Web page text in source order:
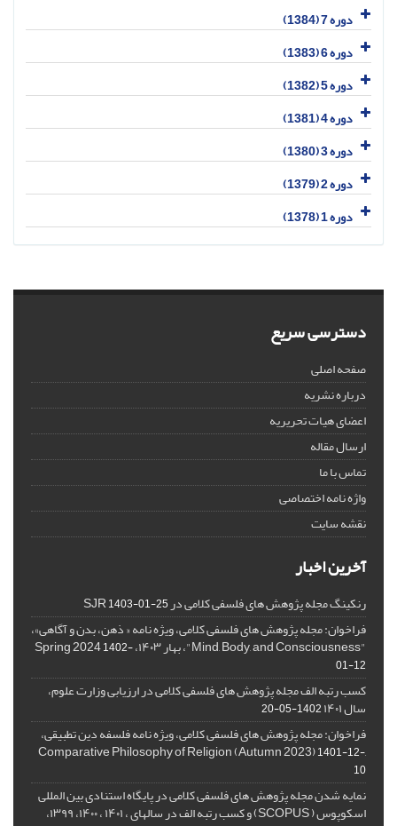
دوره 7 (1384)
دوره 6 (1383)
دوره 5 (1382)
دوره 4 (1381)
دوره 3 (1380)
دوره 2 (1379)
دوره 1 (1378)
دسترسی سریع
صفحه اصلی
درباره نشریه
اعضای هیات تحریریه
ارسال مقاله
تماس با ما
واژه نامه اختصاصی
نقشه سایت
آخرین اخبار
رنکینگ مجله پژوهش های فلسفی کلامی در SJR1403-01-25
فراخوان: مجله پژوهش های فلسفی کلامی، ویژه نامه « ذهن، بدن و آگاهی»،
"Mind, Body, and Consciousness"، بهار ۱۴۰۳، Spring 2024
1402-
01-12
کسب رتبه الف مجله پژوهش های فلسفی کلامی در ارزیابی وزارت علوم،
سال ۱۴۰۱ 1402-05-20
فراخوان: مجله پژوهش های فلسفی کلامی، ویژه نامه فلسفه دین تطبیقی،
,Comparative Philosophy of Religion (Autumn 2023)
1401-12-
10
نمایه شدن مجله پژوهش های فلسفی کلامی در پایگاه استنادی بین المللی
اسکوپوس ( SCOPUS) و کسب رتبه الف در سالهای ، ۱۴۰۱ ، ۱۴۰۰، ۱۳۹۹،